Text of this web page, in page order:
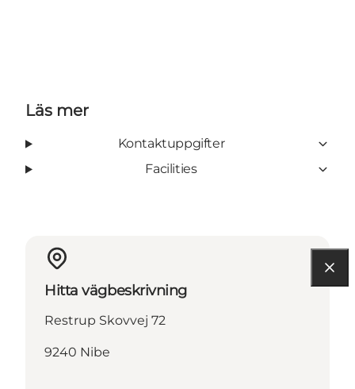
Läs mer
Kontaktuppgifter
Facilities
Hitta vägbeskrivning
Restrup Skovvej 72
9240 Nibe